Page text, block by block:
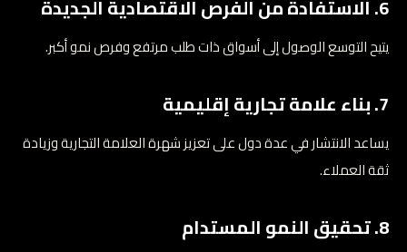
6. الاستفادة من الفرص الاقتصادية الجديدة
يتيح التوسع الوصول إلى أسواق ذات طلب مرتفع وفرص نمو أكبر.
7. بناء علامة تجارية إقليمية
يساعد الانتشار في عدة دول على تعزيز شهرة العلامة التجارية وزيادة
ثقة العملاء.
8. تحقيق النمو المستدام